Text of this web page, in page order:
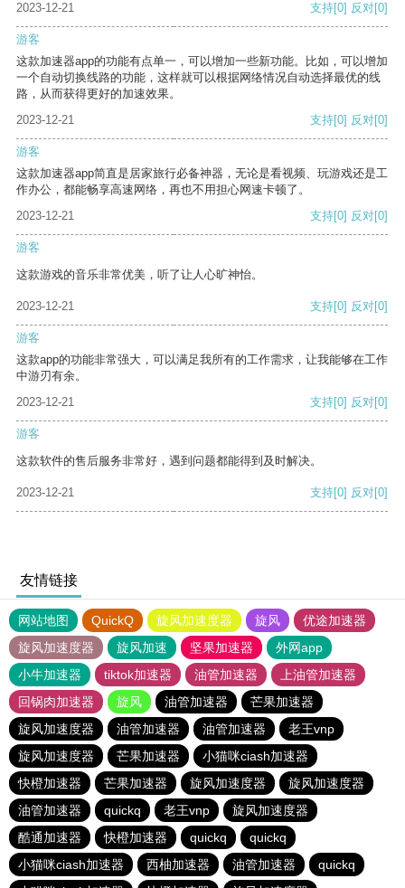
2023-12-21
支持[0] 反对[0]
游客
这款加速器app的功能有点单一，可以增加一些新功能。比如，可以增加
一个自动切换线路的功能，这样就可以根据网络情况自动选择最优的线
路，从而获得更好的加速效果。
2023-12-21
支持[0] 反对[0]
游客
这款加速器app简直是居家旅行必备神器，无论是看视频、玩游戏还是工
作办公，都能畅享高速网络，再也不用担心网速卡顿了。
2023-12-21
支持[0] 反对[0]
游客
这款游戏的音乐非常优美，听了让人心旷神怡。
2023-12-21 支持[0] 反对[0]
游客
这款app的功能非常强大，可以满足我所有的工作需求，让我能够在工作
中游刃有余。
2023-12-21
支持[0] 反对[0]
游客
这款软件的售后服务非常好，遇到问题都能得到及时解决。
2023-12-21 支持[0] 反对[0]
友情链接
网站地图 QuickQ 旋风加速度器 旋风
优途加速器
旋风加速度器
旋风加速 坚果加速器
外网app
小牛加速器
tiktok加速器 油管加速器
上油管加速器
回锅肉加速器
旋风 油管加速器
芒果加速器
旋风加速度器
油管加速器 油管加速器
老王vnp
旋风加速度器
芒果加速器
小猫咪ciash加速器
快橙加速器
芒果加速器 旋风加速度器
旋风加速度器
油管加速器
quickq 老王vnp
旋风加速度器
酷通加速器
快橙加速器 quickq
quickq
小猫咪ciash加速器
西柚加速器 油管加速器
quickq